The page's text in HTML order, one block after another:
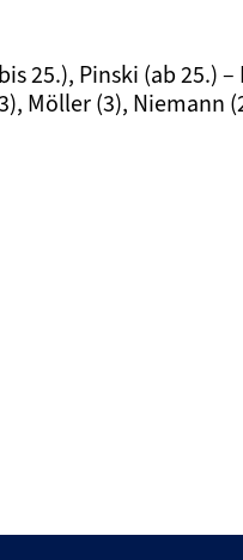
25.), Pinski (ab 25.)
Möller (3), Niemann